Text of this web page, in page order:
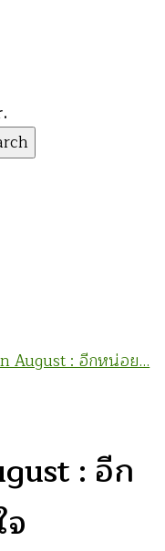
August : อีกหน่อย…
: อีก